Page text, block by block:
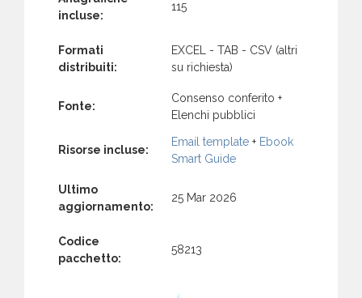
incluse:
115
Formati
distribuiti:
EXCEL - TAB - CSV (altri
su richiesta)
Fonte:
Consenso conferito +
Elenchi pubblici
Risorse incluse:
Email template + Ebook
Smart Guide
Ultimo
aggiornamento:
25 Mar 2026
Codice
pacchetto:
58213